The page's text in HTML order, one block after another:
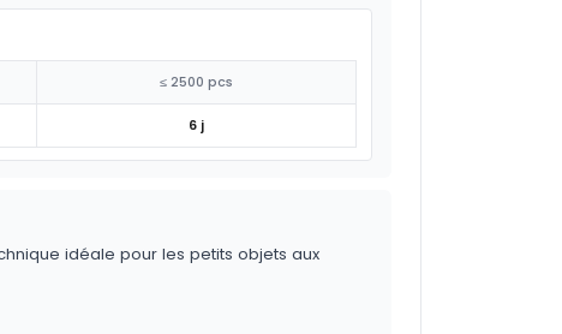
≤ 2500 pcs
6 j
idéale pour les petits objets aux